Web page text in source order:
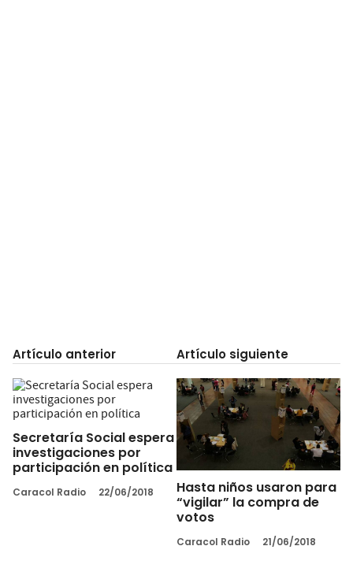
Artículo anterior
Secretaría Social espera
investigaciones por
participación en política
Caracol Radio 22/06/2018
Artículo siguiente
Hasta niños usaron para
“vigilar” la compra de
votos
Caracol Radio 21/06/2018